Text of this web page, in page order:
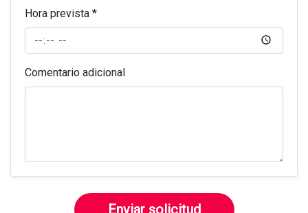
Hora prevista *
Comentario adicional
Enviar solicitud